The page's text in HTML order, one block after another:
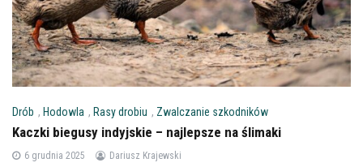
Drób , Hodowla , Rasy drobiu , Zwalczanie szkodników
Kaczki biegusy indyjskie – najlepsze na ślimaki
6 grudnia 2025 Dariusz Krajewski